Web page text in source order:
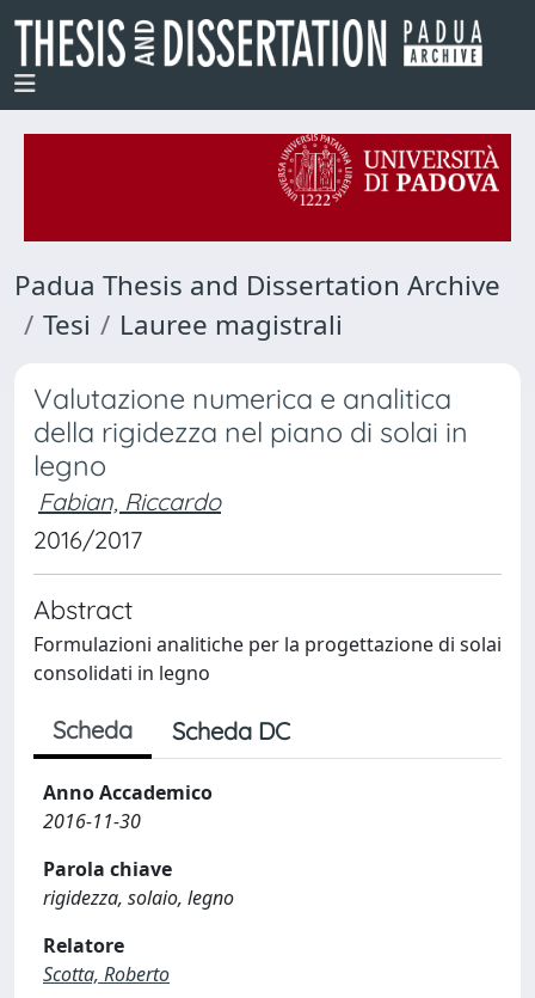
Padua Thesis and Dissertation Archive
Tesi
Lauree magistrali
Valutazione numerica e analitica
della rigidezza nel piano di solai in
legno
Fabian, Riccardo
2016/2017
Abstract
Formulazioni analitiche per la progettazione di solai
consolidati in legno
Scheda Scheda DC
Anno Accademico
2016-11-30
Parola chiave
rigidezza, solaio, legno
Relatore
Scotta, Roberto